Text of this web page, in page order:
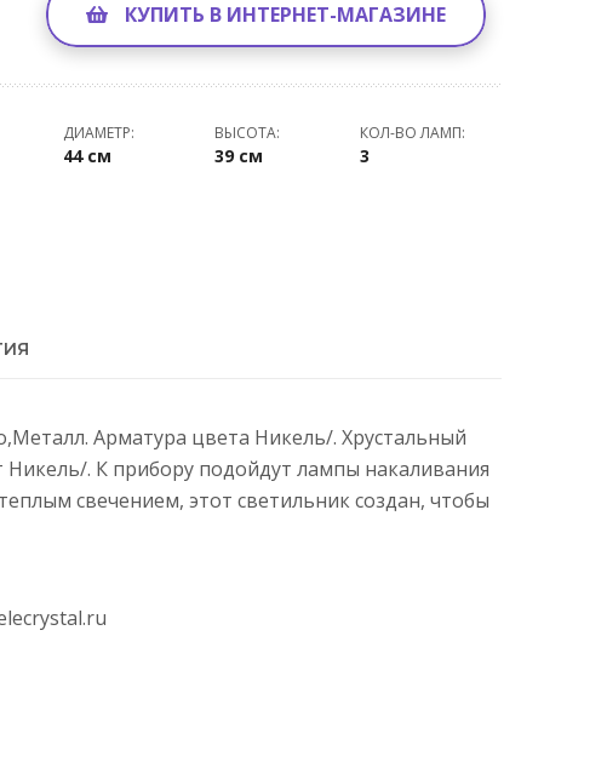
КУПИТЬ В ИНТЕРНЕТ-МАГАЗИНЕ
ДИАМЕТР:
44 см
ВЫСОТА:
39 см
КОЛ-ВО ЛАМП:
3
Арматура цвета Никель/. Хрустальный
. К прибору подойдут лампы накаливания
свечением, этот светильник создан, чтобы